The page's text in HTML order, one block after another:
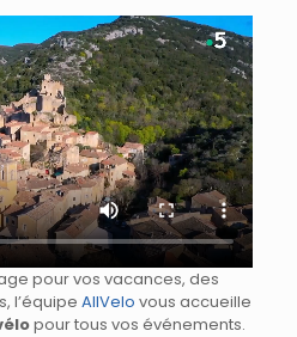
pour vos vacances, des
l’équipe AllVelo vous accueille
pour tous vos événements.